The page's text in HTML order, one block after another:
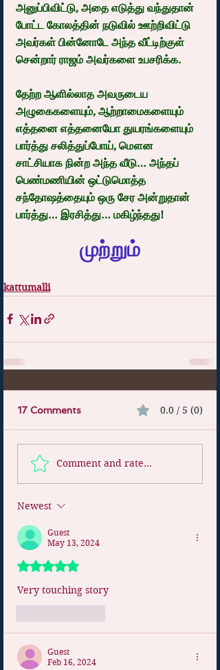
அனுப்பிவிட்டு, அதை எடுத்து வந்துதான்
போட்ட கோலத்தின் நடுவில் ஊற்றிவிட்டு
அவர்கள் பின்னோடே அந்த வீட்டிற்குள்
சென்றார் ராஜம் அவர்களை உபசரிக்க.
தேற்ற ஆளில்லாத அவருடைய
அழுகைகளையும், ஆற்றாமைகளையும்
எத்தனை எத்தனையோ துயரங்களையும்
பார்த்து சலித்துப்போய், மௌன
சாட்சியாக நின்ற அந்த வீடு… அந்தப்
பெண்மணியின் ஒட்டுமொத்த
சந்தோஷத்தையும் ஒரு சேர அன்றுதான்
பார்த்து… இரசித்து… மகிழ்ந்தது!
முற்றும்
kattumalli
17 Comments 0.0 / 5 (0)
Comment and rate...
Newest
Guest
May 13, 2024
Rated 5 out of 5 stars.
Very touching story
Guest
Feb 16, 2024